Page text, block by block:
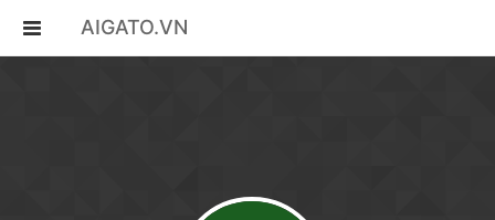
AIGATO.VN